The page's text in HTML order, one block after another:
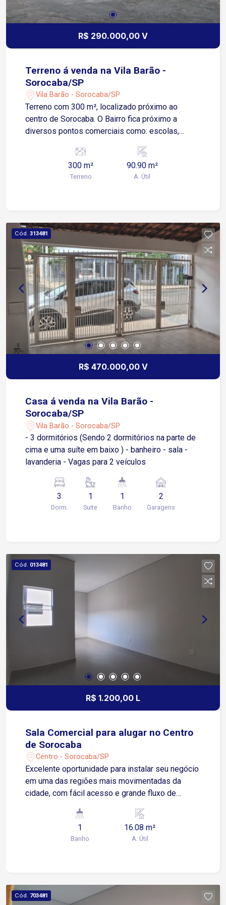
R$ 290.000,00 V
Terreno á venda na Vila Barão -
Sorocaba/SP
Vila Barão - Sorocaba/SP
Terreno com 300 m², localizado próximo ao
centro de Sorocaba. O Bairro fica próximo a
diversos pontos comerciais como: escolas,
300 m²
Terreno
90.90 m²
A. Útil
Cód. 313481
R$ 470.000,00 V
Casa á venda na Vila Barão -
Sorocaba/SP
Vila Barão - Sorocaba/SP
- 3 dormitórios (Sendo 2 dormitórios na parte de
cima e uma suíte em baixo ) - banheiro - sala -
lavanderia - Vagas para 2 veículos
3
Dorm.
1
Suite
1
Banho
2
Garagens
Cód. 013481
R$ 1.200,00 L
Sala Comercial para alugar no Centro
de Sorocaba
Centro - Sorocaba/SP
Excelente oportunidade para instalar seu negócio
em uma das regiões mais movimentadas da
cidade, com fácil acesso e grande fluxo de
fácil acesso à Avenida Dom Aguirre e à Avenida
São Paulo, próxima ao Poupatempo Sorocaba e
ao Terminal São Paulo. Sobre o imóvel: 1 sala 1
escritórios, consultórios, lojas ou diversos tipos
de negócios. Agende uma visita e aproveite esta
1
Banho
16.08 m²
A. Útil
Cód. 703481